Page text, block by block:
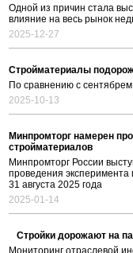
Одной из причин стала
влияние на весь рынок
2025-12-27
Стройматериалы
По сравнению с
2025-10-13
Минпромторг намерен
стройматериалов
Минпромторг России
проведения
31 августа 2025 года
2025-01-14
Стройки дорожают на